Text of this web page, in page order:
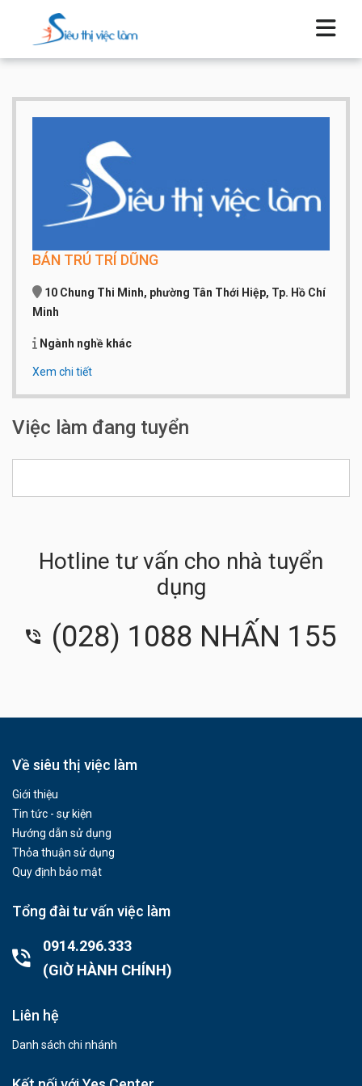
BÁN TRÚ TRÍ DŨNG
10 Chung Thi Minh, phường Tân Thới Hiệp, Tp. Hồ Chí
Minh
Ngành nghề khác
Qui mô công ty:
Xem chi tiết
Việc làm đang tuyển
Hotline tư vấn cho nhà tuyển
dụng
(028) 1088 NHẤN 155
Về siêu thị việc làm
Giới thiệu
Tin tức - sự kiện
Hướng dẫn sử dụng
Thỏa thuận sử dụng
Quy định bảo mật
Tổng đài tư vấn việc làm
0914.296.333
(GIỜ HÀNH CHÍNH)
Liên hệ
Danh sách chi nhánh